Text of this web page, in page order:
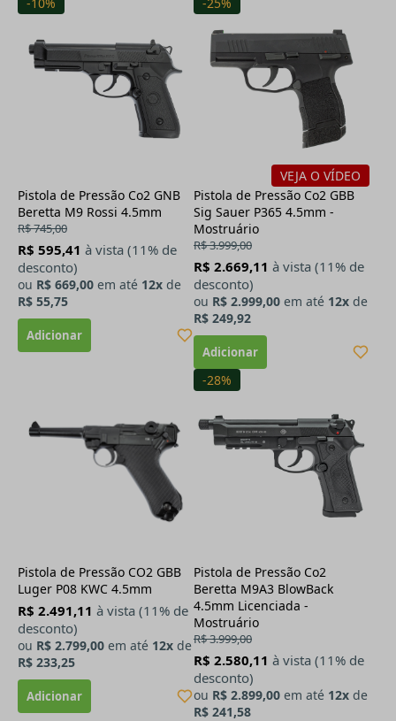
Pistola de Pressão Co2 GNB
Beretta M9 Rossi 4.5mm
R$ 745,00
R$ 595,41 à vista (11% de
desconto)
ou R$ 669,00 em até 12x de
R$ 55,75
VEJA O VÍDEO
Pistola de Pressão Co2 GBB
Sig Sauer P365 4.5mm -
Mostruário
R$ 3.999,00
R$ 2.669,11 à vista (11% de
desconto)
ou R$ 2.999,00 em até 12x de
R$ 249,92
Pistola de Pressão CO2 GBB
Luger P08 KWC 4.5mm
R$ 2.491,11 à vista (11% de
desconto)
ou R$ 2.799,00 em até 12x de
R$ 233,25
-28%
Pistola de Pressão Co2
Beretta M9A3 BlowBack
4.5mm Licenciada -
Mostruário
R$ 3.999,00
R$ 2.580,11 à vista (11% de
desconto)
ou R$ 2.899,00 em até 12x de
R$ 241,58